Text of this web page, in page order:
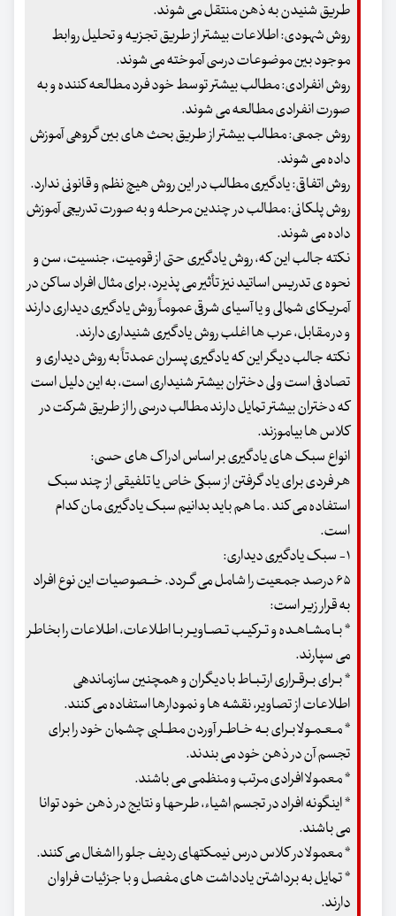
طریق شنیدن به ذهن منتقل می شوند.
روش شهودی: اطلاعات بیشتر از طریق تجزیه و تحلیل روابط
موجود بین موضوعات درسی آموخته می شوند.
روش انفرادی: مطالب بیشتر توسط خود فرد مطالعه کننده و به
صورت انفرادی مطالعه می شوند.
روش جمعی: مطالب بیشتر از طریق بحث های بین گروهی آموزش
داده می شوند.
روش اتفاقی: یادگیری مطالب در این روش هیچ نظم و قانونی ندارد.
روش پلکانی: مطالب در چندین مرحله و به صورت تدریجی آموزش
داده می شوند.
نکته جالب این که، روش یادگیری حتی از قومیت، جنسیت، سن و
نحوه ی تدریس اساتید نیز تأثیر می پذیرد، برای مثال افراد ساکن در
آمریکای شمالی و یا آسیای شرقی عموماً روش یادگیری دیداری دارند
و در مقابل، عرب ها اغلب روش یادگیری شنیداری دارند.
نکته جالب دیگر این که یادگیری پسران عمدتاً به روش دیداری و
تصادفی است ولی دختران بیشتر شنیداری است، به این دلیل است
که دختران بیشتر تمایل دارند مطالب درسی را از طریق شرکت در
کلاس ها بیاموزند.
انواع سبک های یادگیری بر اساس ادراک های حسی:
هر فردی برای یاد گرفتن از سبکی خاص یا تلفیقی از چند سبک
استفاده می کند . ما هم باید بدانیم سبک یادگیری مان کدام
است.
۱- سبک یادگیری دیداری:
۶۵ درصد جمعیت را شامل می گـردد. خــصوصیات این نوع افراد
به قرار زیر است:
* بـا مشـاهـده و تـرکیـب تـصـاویـر بـا اطلاعات، اطلاعات را بخاطر
می سپارند.
* بـرای بـرقـراری ارتـبـاط با دیگران و همچنین سازماندهی
اطلاعات از تصاویر، نقشه ها و نمودارها استفاده می کنند.
* مـعـمـولا بـرای بـه خـاطـر آوردن مطـلبی چشمان خود را برای
تجسم آن در ذهن خود می بندند.
* معمولا افرادی مرتب و منظمی می باشند.
* اینگونه افراد در تجسم اشیاء، طرحها و نتایج در ذهن خود توانا
می باشند.
* معمولا در کلاس درس نیمکتهای ردیف جلو را اشغال می کنند.
* تمایل به برداشتن یادداشت های مفصل و با جزئیات فراوان
دارند.